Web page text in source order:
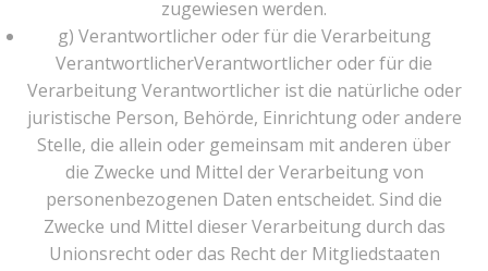
zugewiesen werden.
g) Verantwortlicher oder für die Verarbeitung
VerantwortlicherVerantwortlicher oder für die
Verarbeitung Verantwortlicher ist die natürliche oder
juristische Person, Behörde, Einrichtung oder andere
Stelle, die allein oder gemeinsam mit anderen über
die Zwecke und Mittel der Verarbeitung von
personenbezogenen Daten entscheidet. Sind die
Zwecke und Mittel dieser Verarbeitung durch das
Unionsrecht oder das Recht der Mitgliedstaaten